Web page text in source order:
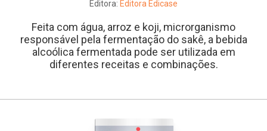
Editora: Editora Edicase
Feita com água, arroz e koji, microrganismo
responsável pela fermentação do sakê, a bebida
alcoólica fermentada pode ser utilizada em
diferentes receitas e combinações.